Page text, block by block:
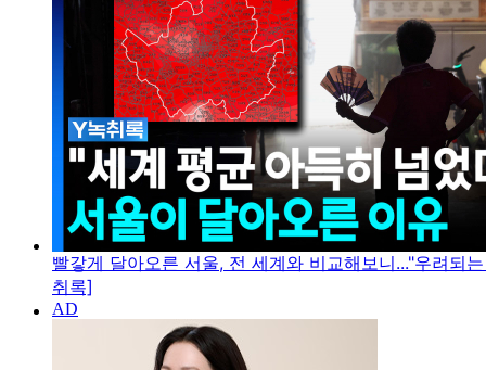
빨갛게 달아오른 서울, 전 세계와 비교해보니..."우려되
취록]